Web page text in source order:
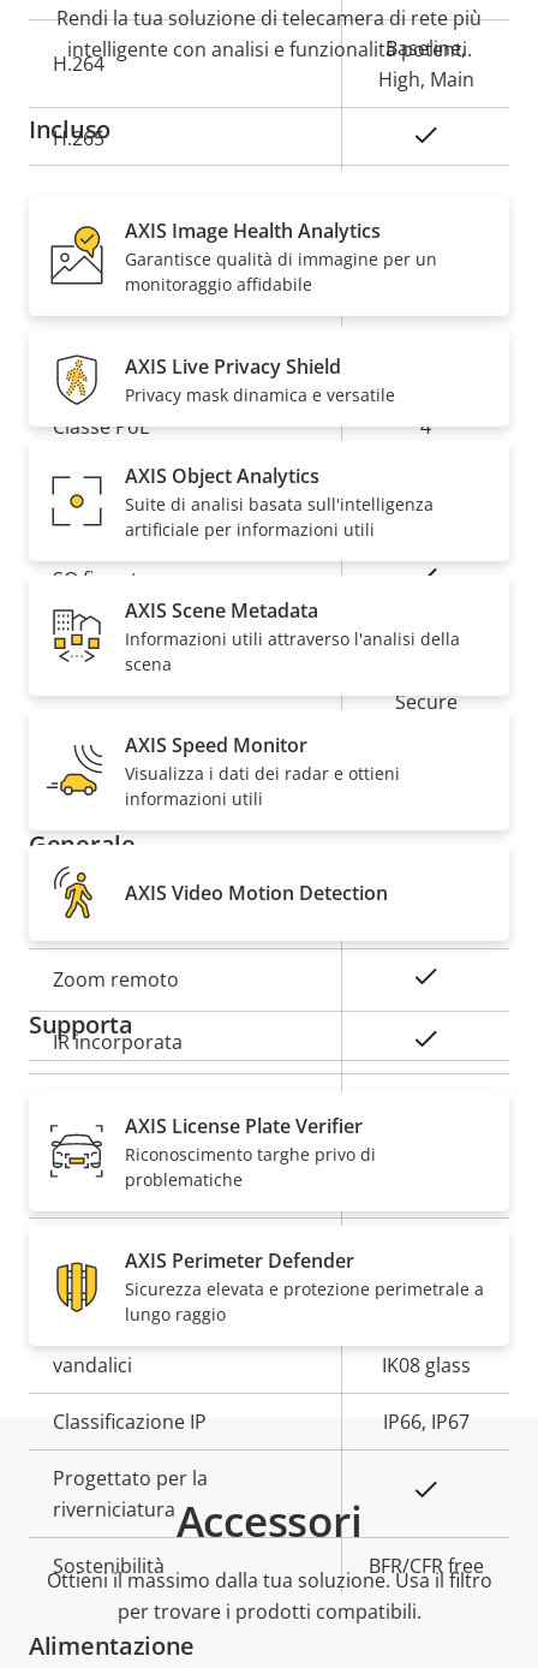
della
proprietà
della
proprietà
H.264
Baseline,
High, Main
H.265
Audio
Descrizione
della
proprietà
Valore
della
proprietà
Supporto audio
Rete
Descrizione
proprietà
Valore
proprietà
Classe PoE 4
Sicurezza
Descrizione
della
proprietà
della
proprietà
SO firmato
Avvio sicuro Sì
Secure keystore
Secure
EAL6+)
Generale
Descrizione
della
proprietà
della
Messa a fuoco remota
Zoom remoto
IR incorporata
scheda di memoria)
Temperatura di esercizio
ambienti esterni
vandalici
IK08 glass
Classificazione IP IP66, IP67
Progettato per la
riverniciatura
Sostenibilità BFR/CFR free
Alimentazione
Rendi la tua soluzione di telecamera di rete più
intelligente con analisi e funzionalità potenti.
Incluso
AXIS Image Health Analytics
Garantisce qualità di immagine per un
monitoraggio affidabile
AXIS Live Privacy Shield
Privacy mask dinamica e versatile
AXIS Object Analytics
Suite di analisi basata sull'intelligenza
artificiale per informazioni utili
AXIS Scene Metadata
Informazioni utili attraverso l'analisi della
scena
AXIS Speed Monitor
Visualizza i dati dei radar e ottieni
informazioni utili
AXIS Video Motion Detection
Supporta
AXIS License Plate Verifier
Riconoscimento targhe privo di
problematiche
AXIS Perimeter Defender
Sicurezza elevata e protezione perimetrale a
lungo raggio
Accessori
Ottieni il massimo dalla tua soluzione. Usa il filtro
per trovare i prodotti compatibili.